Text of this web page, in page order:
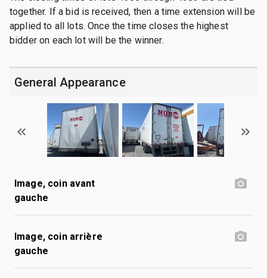
together. If a bid is received, then a time extension will be
applied to all lots. Once the time closes the highest
bidder on each lot will be the winner.
General Appearance
Image, coin avant
gauche
Image, coin arrière
gauche